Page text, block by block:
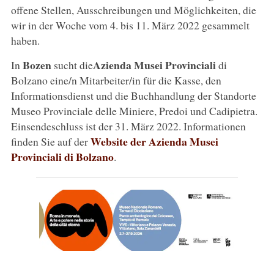
offene Stellen, Ausschreibungen und Möglichkeiten, die
wir in der Woche vom 4. bis 11. März 2022 gesammelt
haben.
In Bozen sucht dieAzienda Musei Provincialidi
Bolzano eine/n Mitarbeiter/in für die Kasse, den
Informationsdienst und die Buchhandlung der Standorte
Museo Provinciale delle Miniere, Predoi und Cadipietra.
Einsendeschluss ist der 31. März 2022. Informationen
finden Sie auf derWebsite der Azienda Musei
Provinciali di Bolzano.